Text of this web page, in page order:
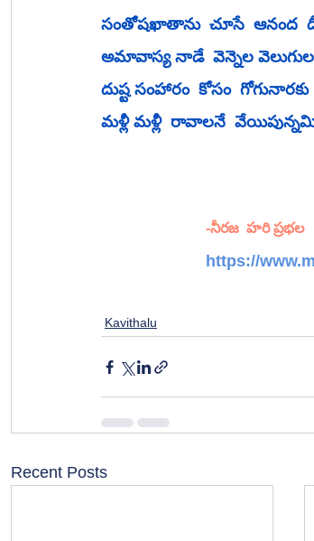
సంతోషఖాతాను  చూసే  ఆనంద
అమావాస్య నాడే  వెన్నెల
దుష్ట సంహారం  కోసం
మళ్లీ మళ్లీ  రావాలనే
-నీరజ  హరి ప్రభల
https://
Kavithalu
Recent Posts